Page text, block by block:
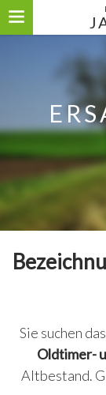
Sie suchen
Oldtimer-
Altbestand.